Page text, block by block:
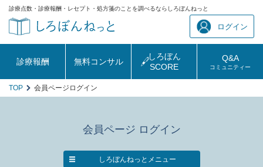
診療点数・診療報酬・レセプト・処方箋のことを調べるならしろぼんねっと
ログイン
診療報酬 無料コンサル
しろぼん
SCORE
Q&A
コミュニティー
TOP 会員ページログイン
会員ページ ログイン
しろぼんねっとメニュー